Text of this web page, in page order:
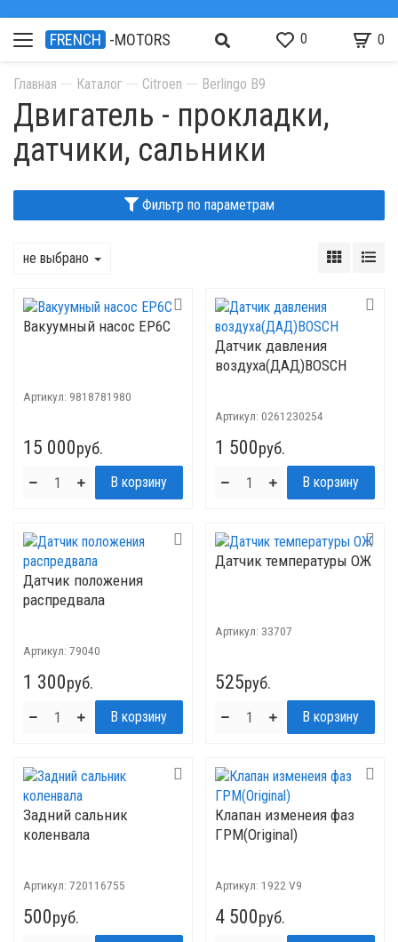
FRENCH -MOTORS 0 0
Главная Каталог Citroen Berlingo B9
Двигатель - прокладки,
датчики, сальники
Фильтр по параметрам
не выбрано
Вакуумный насос EP6C
Артикул: 9818781980
15 000руб.
Датчик давления
воздуха(ДАД)BOSCH
Артикул: 0261230254
1 500руб.
Датчик положения
распредвала
Артикул: 79040
1 300руб.
Датчик температуры ОЖ
Артикул: 33707
525руб.
Задний сальник
коленвала
Артикул: 720116755
500руб.
Клапан изменеия фаз
ГРМ(Original)
Артикул: 1922 V9
4 500руб.